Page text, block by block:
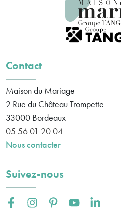
Contact
Maison du Mariage
2 Rue du Château Trompette
33000 Bordeaux
05 56 01 20 04
Nous contacter
Suivez-nous
Facebook :Instagram :Pinterest :Youtube :Linkedin :